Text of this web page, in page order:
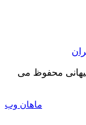
کیهانی محفوظ می
ماهان وب